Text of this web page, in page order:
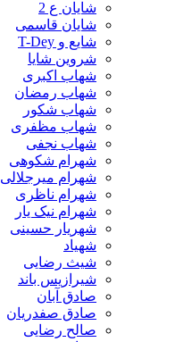
شایان ع 2
شایان قاسمی
شایع و T-Dey
شروین شایا
شهاب اکبری
شهاب رمضان
شهاب شکور
شهاب مظفری
شهاب نجفی
شهرام شکوهی
شهرام میرجلالی
شهرام ناظری
شهرام نیک یار
شهریار حسینی
شهیاد
شیث رضایی
شیرازیس باند
صادق آبان
صادق صفدریان
صالح رضایی